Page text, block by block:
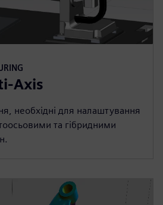
Axis
необхідні для налаштування
та гібридними